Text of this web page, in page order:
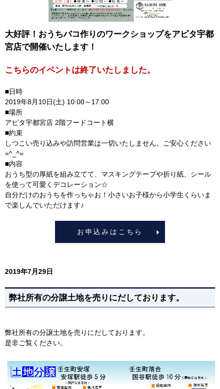
大好評！おうちバコ作りのワークショップをアピタ宇都
宮店で開催いたします！
こちらのイベントは終了いたしました。
■日時
2019年8月10日(土) 10:00～17:00
■場所
アピタ宇都宮店 2階フードコート横
■約束
しつこい売り込みや訪問営業は一切いたしません。ご安心ください
=^_^=
■内容
おうち型の厚紙を組み立てて、マスキングテープや折り紙、シール
を使って可愛くデコレーション☆
自分だけのおうちを作っちゃお！小さいお子様から小学生くらいま
で楽しんでいただけます♪
お申込みはこちら
2019年7月29日
弊社所有の分譲土地を売りにだしております。
弊社所有の分譲土地を売りにだしております。
是非ご覧ください。